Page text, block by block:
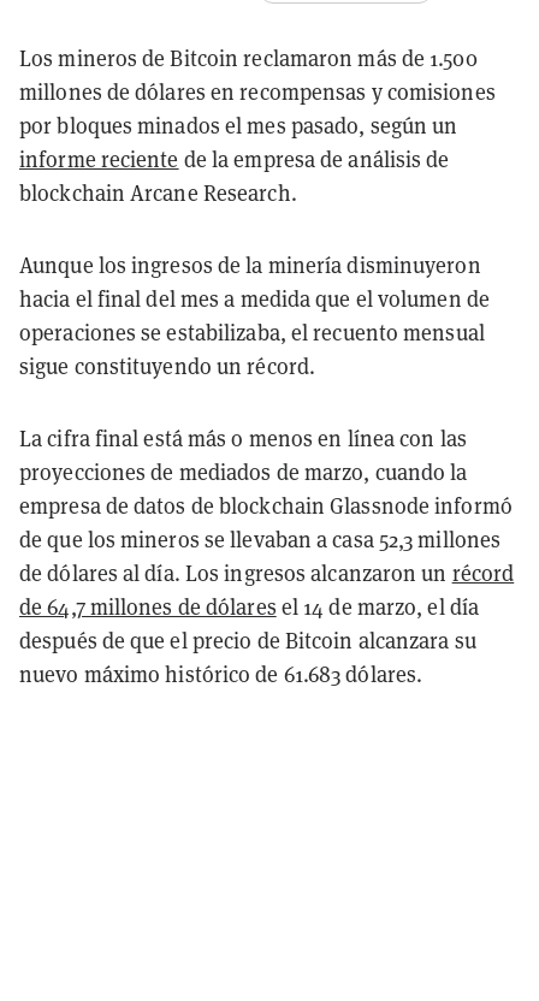
Los mineros de Bitcoin reclamaron más de 1.500
millones de dólares en recompensas y comisiones
por bloques minados el mes pasado, según un
informe reciente de la empresa de análisis de
blockchain Arcane Research.
Aunque los ingresos de la minería disminuyeron
hacia el final del mes a medida que el volumen de
operaciones se estabilizaba, el recuento mensual
sigue constituyendo un récord.
La cifra final está más o menos en línea con las
proyecciones de mediados de marzo, cuando la
empresa de datos de blockchain Glassnode informó
de que los mineros se llevaban a casa 52,3 millones
de dólares al día. Los ingresos alcanzaron un récord
de 64,7 millones de dólares el 14 de marzo, el día
después de que el precio de Bitcoin alcanzara su
nuevo máximo histórico de 61.683 dólares.